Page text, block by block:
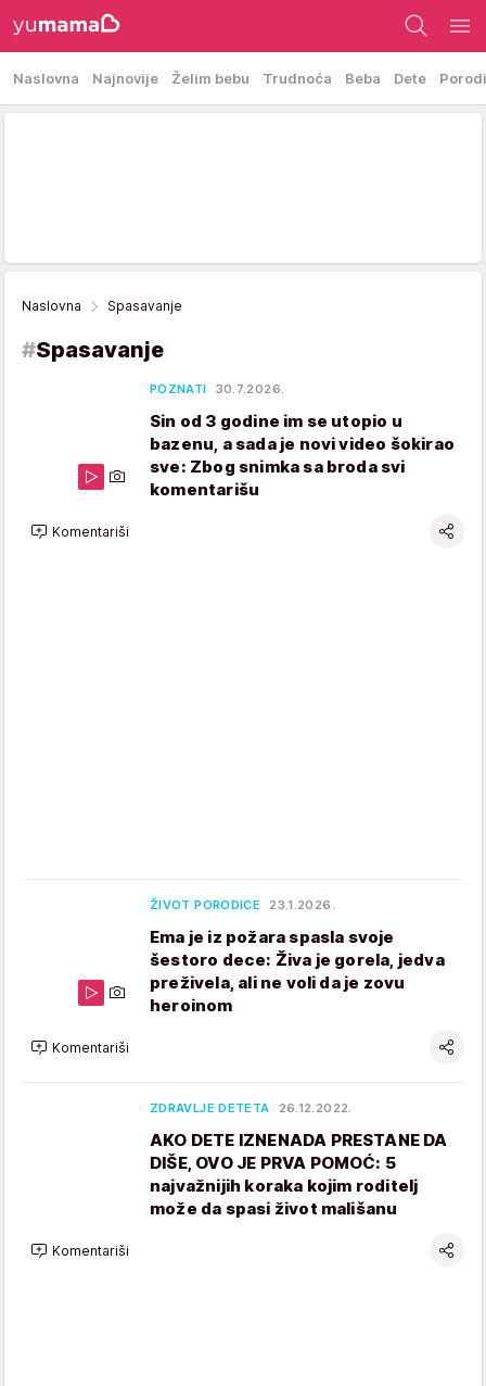
Naslovna Najnovije Želim bebu Trudnoća Beba Dete
Naslovna Spasavanje
#Spasavanje
POZNATI 30.7.2026.
Sin od 3 godine im se utopio u
bazenu, a sada je novi video šokirao
sve: Zbog snimka sa broda svi
komentarišu
Komentariši
ŽIVOT PORODICE 23.1.2026.
Ema je iz požara spasla svoje
šestoro dece: Živa je gorela, jedva
preživela, ali ne voli da je zovu
heroinom
Komentariši
ZDRAVLJE DETETA 26.12.2022.
AKO DETE IZNENADA PRESTANE DA
DIŠE, OVO JE PRVA POMOĆ: 5
najvažnijih koraka kojim roditelj
može da spasi život mališanu
Komentariši